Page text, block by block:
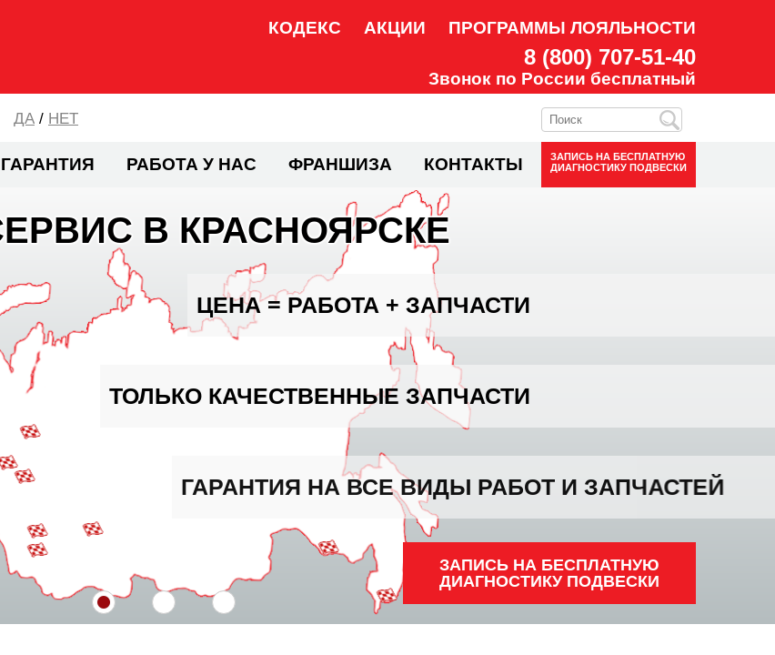
КОДЕКС АКЦИИ ПРОГРАММЫ ЛОЯЛЬНОСТИ
8 (800) 707-51-40
Звонок по России бесплатный
/ НЕТ
ГАРАНТИЯ РАБОТА У НАС ФРАНШИЗА КОНТАКТЫ ЗАПИСЬ НА БЕСПЛАТНУЮ
ДИАГНОСТИКУ ПОДВЕСКИ
В КРАСНОЯРСКЕ
ЗАПИСЬ НА БЕСПЛАТНУЮ
ДИАГНОСТИКУ ПОДВЕСКИ
ЦЕНА = РАБОТА + ЗАПЧАСТИ
ТОЛЬКО КАЧЕСТВЕННЫЕ ЗАПЧАСТИ
ГАРАНТИЯ НА ВСЕ ВИДЫ РАБОТ И ЗАПЧАСТЕЙ